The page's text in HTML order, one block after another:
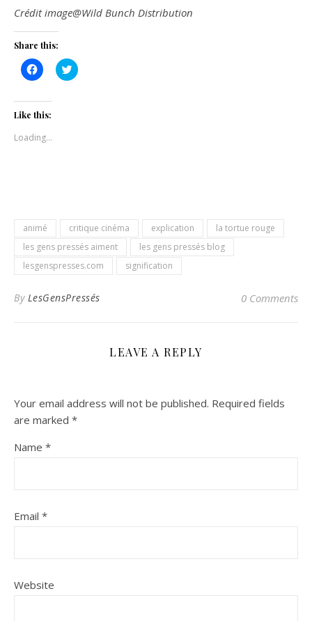
Crédit image@Wild Bunch Distribution
Share this:
Click
to
Facebook
(Opens
in
window)
Click
to
Like this:
Loading...
animé critique cinéma explication
la tortue rouge
les gens pressés aiment
les gens pressés blog
lesgenspresses.com
signification
By LesGensPressés 0 Comments
LEAVE A REPLY
Your email address will not be published. Required fields
are marked *
Name *
Email *
Website